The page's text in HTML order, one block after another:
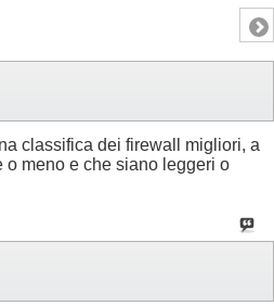
classifica dei firewall migliori, a
o meno e che siano leggeri o